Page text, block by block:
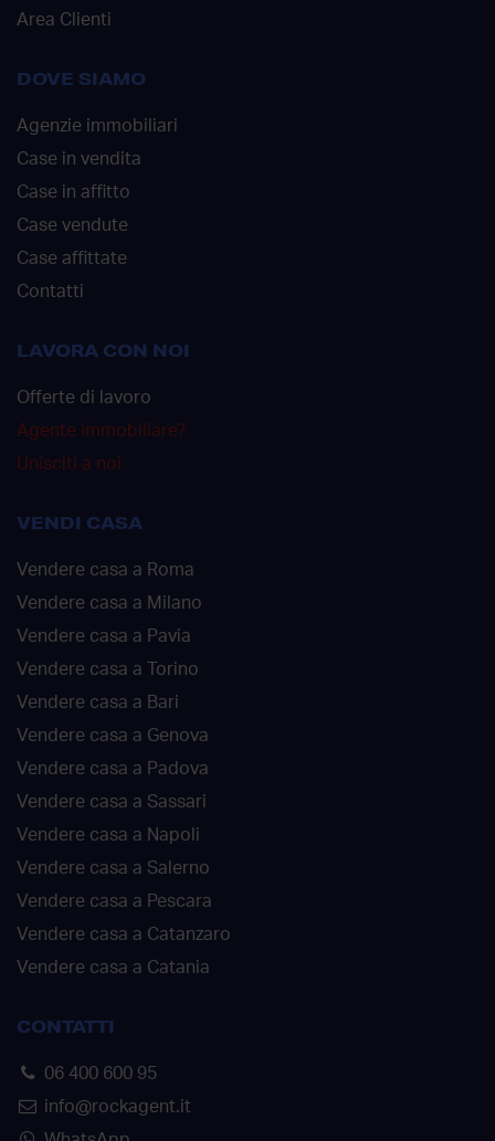
Area Clienti
DOVE SIAMO
Agenzie immobiliari
Case in vendita
Case in affitto
Case vendute
Case affittate
Contatti
LAVORA CON NOI
Offerte di lavoro
Agente immobiliare?
Unisciti a noi
VENDI CASA
Vendere casa a Roma
Vendere casa a Milano
Vendere casa a Pavia
Vendere casa a Torino
Vendere casa a Bari
Vendere casa a Genova
Vendere casa a Padova
Vendere casa a Sassari
Vendere casa a Napoli
Vendere casa a Salerno
Vendere casa a Pescara
Vendere casa a Catanzaro
Vendere casa a Catania
CONTATTI
06 400 600 95
info@rockagent.it